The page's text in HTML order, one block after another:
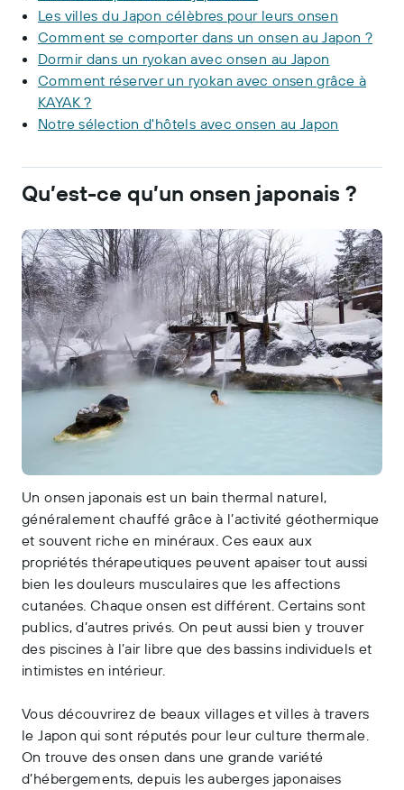
Les villes du Japon célèbres pour leurs onsen
Comment se comporter dans un onsen au Japon ?
Dormir dans un ryokan avec onsen au Japon
Comment réserver un ryokan avec onsen grâce à
KAYAK ?
Notre sélection d'hôtels avec onsen au Japon
Qu’est-ce qu’un onsen japonais ?
Un onsen japonais est un bain thermal naturel,
généralement chauffé grâce à l’activité géothermique
et souvent riche en minéraux. Ces eaux aux
propriétés thérapeutiques peuvent apaiser tout aussi
bien les douleurs musculaires que les affections
cutanées. Chaque onsen est différent. Certains sont
publics, d’autres privés. On peut aussi bien y trouver
des piscines à l’air libre que des bassins individuels et
intimistes en intérieur.
Vous découvrirez de beaux villages et villes à travers
le Japon qui sont réputés pour leur culture thermale.
On trouve des onsen dans une grande variété
d’hébergements, depuis les auberges japonaises